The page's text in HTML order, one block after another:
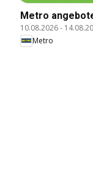
Metro
10.08.2026-
Metro